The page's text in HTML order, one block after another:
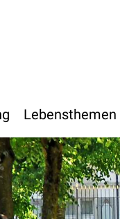
Lebensthemen